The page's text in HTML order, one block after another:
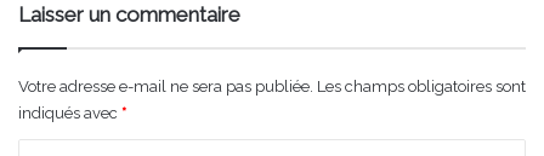
Laisser un commentaire
Votre adresse e-mail ne sera pas publiée. Les champs obligatoires sont
indiqués avec *